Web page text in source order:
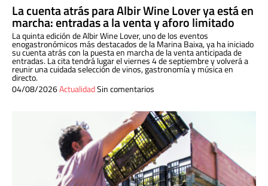
La cuenta atrás para Albir Wine Lover ya está en
marcha: entradas a la venta y aforo limitado
La quinta edición de Albir Wine Lover, uno de los eventos
enogastronómicos más destacados de la Marina Baixa, ya ha iniciado
su cuenta atrás con la puesta en marcha de la venta anticipada de
entradas. La cita tendrá lugar el viernes 4 de septiembre y volverá a
reunir una cuidada selección de vinos, gastronomía y música en
directo.
04/08/2026ActualidadSin comentarios